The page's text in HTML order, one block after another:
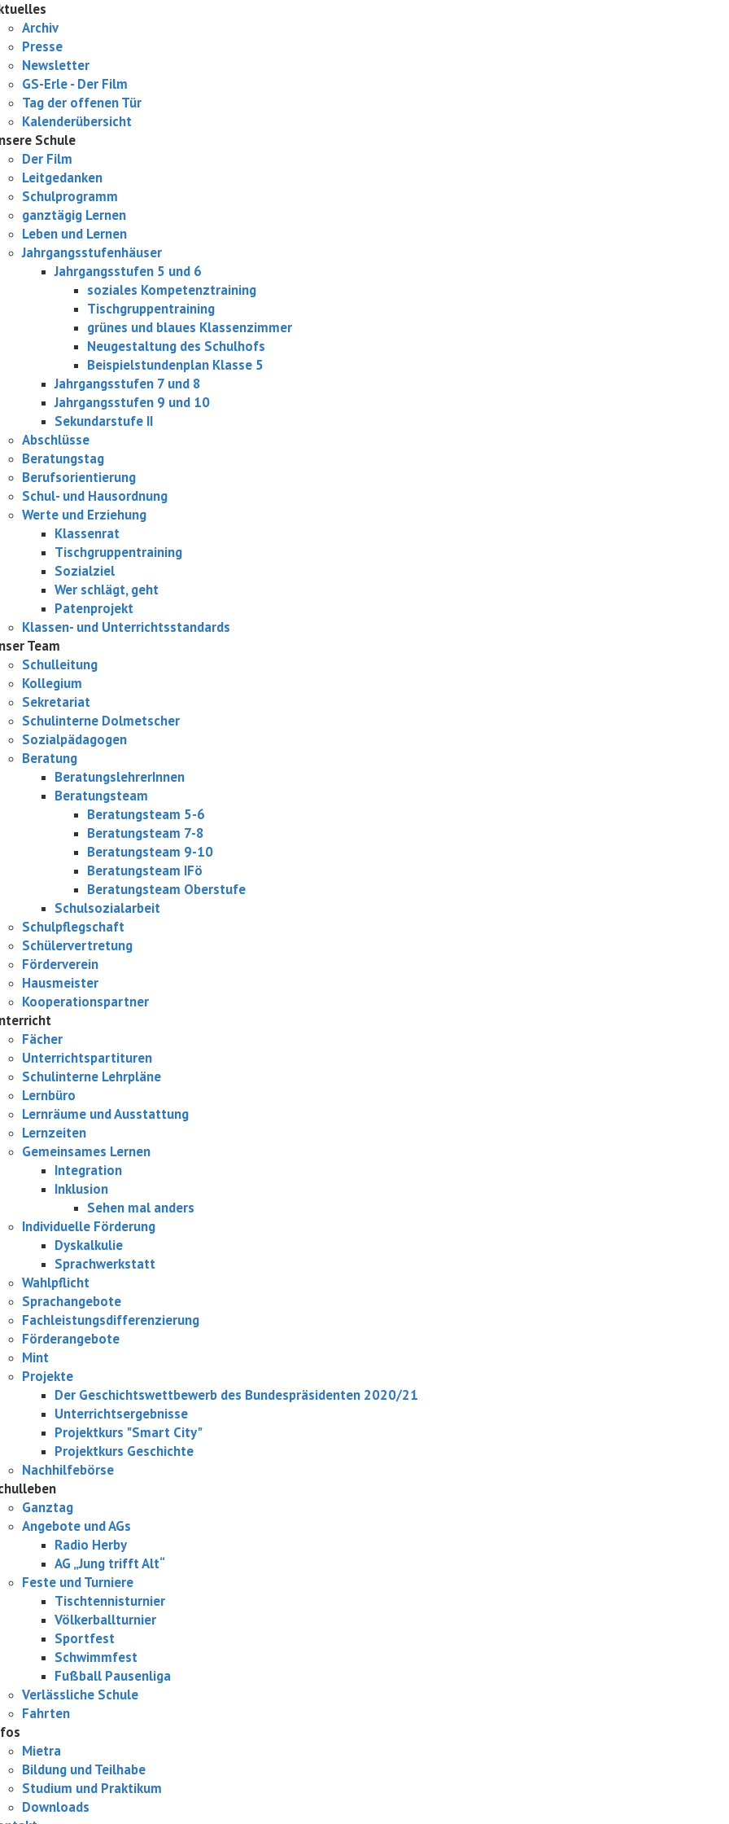
Archiv
Presse
Newsletter
GS-Erle - Der Film
Tag der offenen Tür
Kalenderübersicht
Schule
Der Film
Leitgedanken
Schulprogramm
ganztägig Lernen
Leben und Lernen
Jahrgangsstufenhäuser
Jahrgangsstufen 5 und 6
soziales Kompetenztraining
Tischgruppentraining
grünes und blaues Klassenzimmer
Neugestaltung des Schulhofs
Beispielstundenplan Klasse 5
Jahrgangsstufen 7 und 8
Jahrgangsstufen 9 und 10
Sekundarstufe II
Abschlüsse
Beratungstag
Berufsorientierung
Schul- und Hausordnung
Werte und Erziehung
Klassenrat
Tischgruppentraining
Sozialziel
Wer schlägt, geht
Patenprojekt
Klassen- und Unterrichtsstandards
Team
Schulleitung
Kollegium
Sekretariat
Schulinterne Dolmetscher
Sozialpädagogen
Beratung
BeratungslehrerInnen
Beratungsteam
Beratungsteam 5-6
Beratungsteam 7-8
Beratungsteam 9-10
Beratungsteam IFö
Beratungsteam Oberstufe
Schulsozialarbeit
Schulpflegschaft
Schülervertretung
Förderverein
Hausmeister
Kooperationspartner
Fächer
Unterrichtspartituren
Schulinterne Lehrpläne
Lernbüro
Lernräume und Ausstattung
Lernzeiten
Gemeinsames Lernen
Integration
Inklusion
Sehen mal anders
Individuelle Förderung
Dyskalkulie
Sprachwerkstatt
Wahlpflicht
Sprachangebote
Fachleistungsdifferenzierung
Förderangebote
Mint
Projekte
Der Geschichtswettbewerb des Bundespräsidenten 2020/21
Unterrichtsergebnisse
Projektkurs "Smart City"
Projektkurs Geschichte
Nachhilfebörse
Ganztag
Angebote und AGs
Radio Herby
AG „Jung trifft Alt“
Feste und Turniere
Tischtennisturnier
Völkerballturnier
Sportfest
Schwimmfest
Fußball Pausenliga
Verlässliche Schule
Fahrten
Mietra
Bildung und Teilhabe
Studium und Praktikum
Downloads